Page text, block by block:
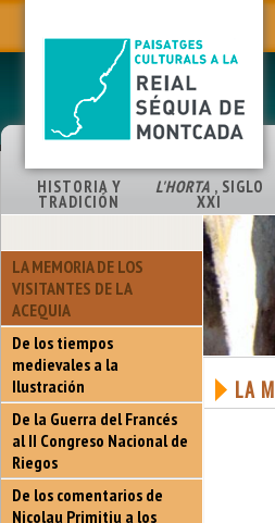
HISTORIA Y
TRADICIÓN
L'HORTA , SIGLO
XXI
LA MEMORIA DE LOS
VISITANTES DE LA
ACEQUIA
De los tiempos
medievales a la
Ilustración
De la Guerra del Francés
al II Congreso Nacional de
Riegos
De los comentarios de
Nicolau Primitiu a los
LA